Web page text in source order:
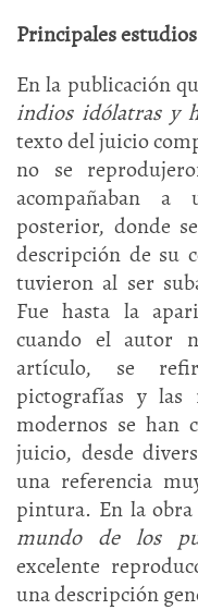
Principales estudios
En la publicación
indios idólatras y
texto del juicio
no se
acompañaban a
posterior, donde
descripción de su
tuvieron al ser
Fue hasta la
cuando el autor
artículo, se
pictografías y las
modernos se han
juicio, desde
una referencia
pintura. En la obra
mundo de los
excelente
una descripción